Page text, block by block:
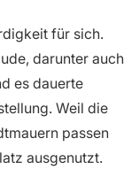
für sich.
darunter auch
es dauerte
Weil die
passen
ausgenutzt.